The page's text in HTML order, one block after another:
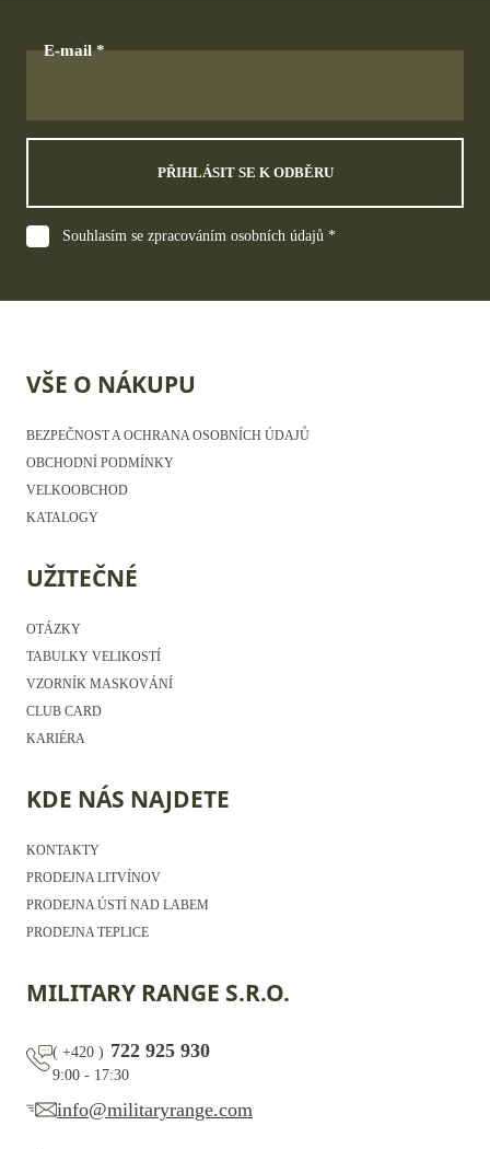
E-mail
PŘIHLÁSIT SE K ODBĚRU
Souhlasím se zpracováním osobních údajů *
VŠE O NÁKUPU
BEZPEČNOST A OCHRANA OSOBNÍCH ÚDAJŮ
OBCHODNÍ PODMÍNKY
VELKOOBCHOD
KATALOGY
UŽITEČNÉ
OTÁZKY
TABULKY VELIKOSTÍ
VZORNÍK MASKOVÁNÍ
CLUB CARD
KARIÉRA
KDE NÁS NAJDETE
KONTAKTY
PRODEJNA LITVÍNOV
PRODEJNA ÚSTÍ NAD LABEM
PRODEJNA TEPLICE
MILITARY RANGE S.R.O.
( +420 ) 722 925 930
9:00 - 17:30
info@militaryrange.com